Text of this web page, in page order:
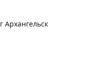
г Архангельск